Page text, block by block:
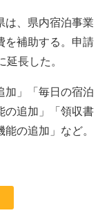
、県内宿泊事業
を補助する。申請
長した。
」「毎日の宿泊
の追加」「領収書
の追加」など。